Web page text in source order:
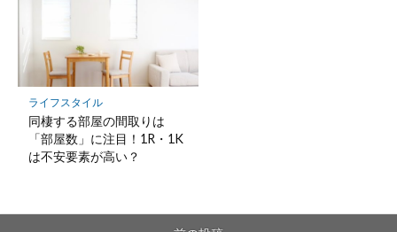
ライフスタイル
同棲する部屋の間取りは
「部屋数」に注目！1R・1K
は不安要素が高い？